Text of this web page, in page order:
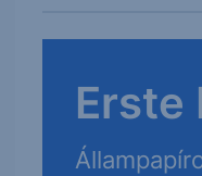
Erste